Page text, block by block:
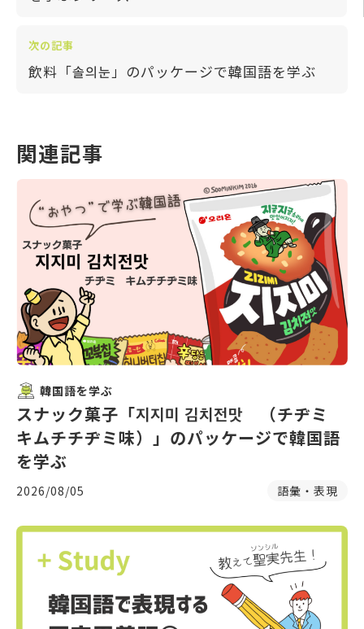
次の記事
飲料「솔의눈」のパッケージで韓国語を学ぶ
関連記事
韓国語を学ぶ
スナック菓子「지지미 김치전맛 （チヂミ
キムチチヂミ味）」のパッケージで韓国語
を学ぶ
2026/08/05 語彙・表現